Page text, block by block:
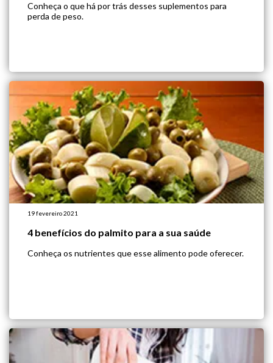
Conheça o que há por trás desses suplementos para
perda de peso.
19 fevereiro 2021
4 benefícios do palmito para a sua saúde
Conheça os nutrientes que esse alimento pode oferecer.